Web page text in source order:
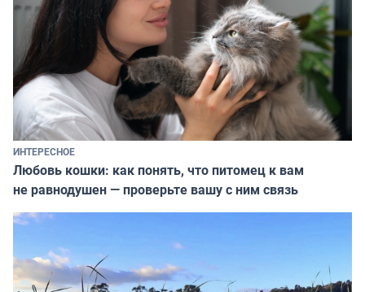
ИНТЕРЕСНОЕ
Любовь кошки: как понять, что питомец к вам
не равнодушен — проверьте вашу с ним связь